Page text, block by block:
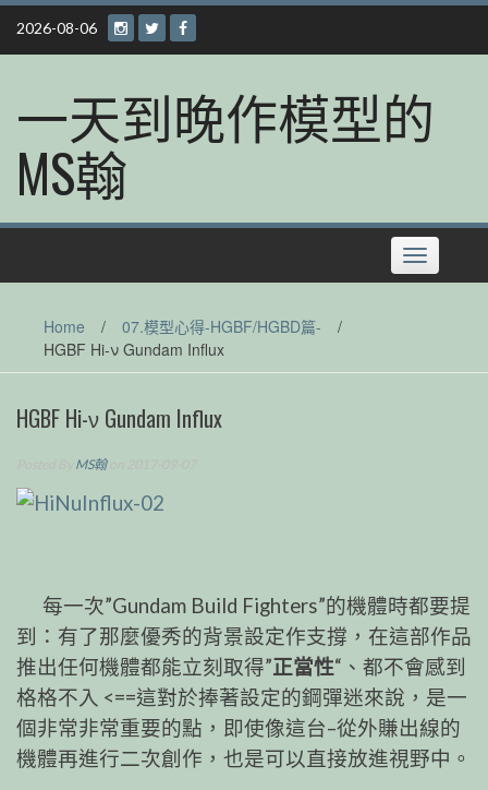
Skip
content
2026-08-06
一天到晚作模型的
MS翰
Toggle
navigation
Home / 07.模型心得-HGBF/HGBD篇-
/
HGBF Hi-ν Gundam Influx
HGBF Hi-ν Gundam Influx
MS翰on 2017-09-07
每一次”Gundam Build Fighters”的機體時都要提
到：有了那麼優秀的背景設定作支撐，在這部作品
推出任何機體都能立刻取得”正當性“、都不會感到
格格不入 <==這對於捧著設定的鋼彈迷來說，是一
個非常非常重要的點，即使像這台–從外賺出線的
機體再進行二次創作，也是可以直接放進視野中。